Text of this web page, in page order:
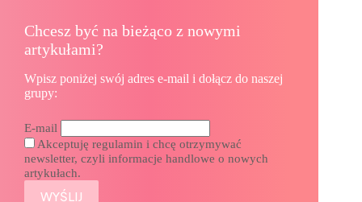
Chcesz być na bieżąco z nowymi
artykułami?
Wpisz poniżej swój adres e-mail i dołącz do naszej
grupy:
E-mail
Akceptuję regulamin i chcę otrzymywać
newsletter, czyli informacje handlowe o nowych
artykułach.